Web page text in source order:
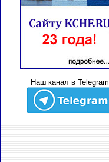
Наш канал в Telegram